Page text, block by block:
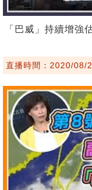
「巴威」持續增強
直播時間：2020/08/